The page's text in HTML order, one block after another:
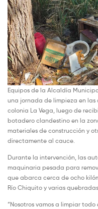
Buscar:
Equipos de la Alcaldía
una jornada de limpieza en
colonia La Vega, luego de
botadero clandestino en la
materiales de construcción y
directamente al cauce.
Durante la intervención, las
maquinaria pesada para
que abarca cerca de ocho
Río Chiquito y varias
“Nosotros vamos a limpiar